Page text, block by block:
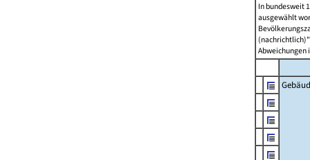
In bundesweit
ausgewählt
Abweichungen